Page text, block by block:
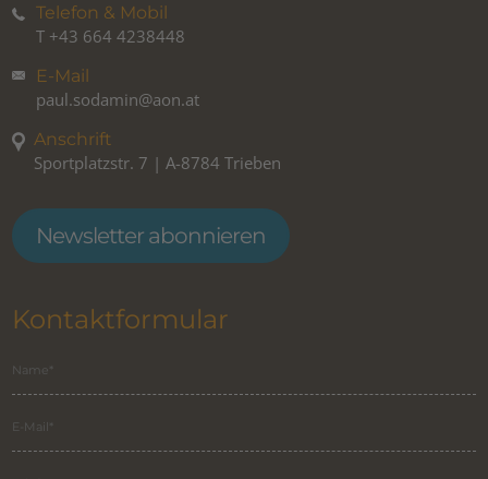
Telefon & Mobil
T +43 664 4238448
E-Mail
paul.sodamin@aon.at
Anschrift
Sportplatzstr. 7 | A-8784 Trieben
Newsletter abonnieren
Kontaktformular